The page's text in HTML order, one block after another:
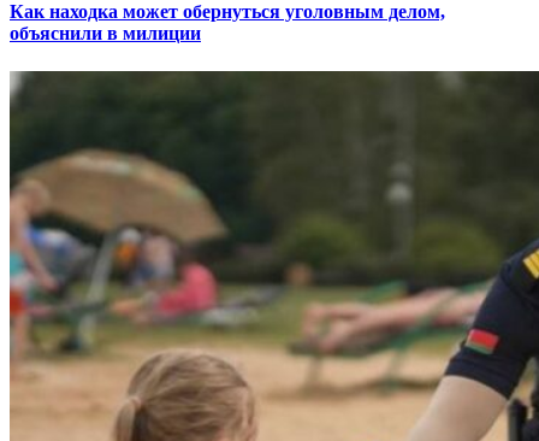
Как находка может обернуться уголовным делом,
объяснили в милиции